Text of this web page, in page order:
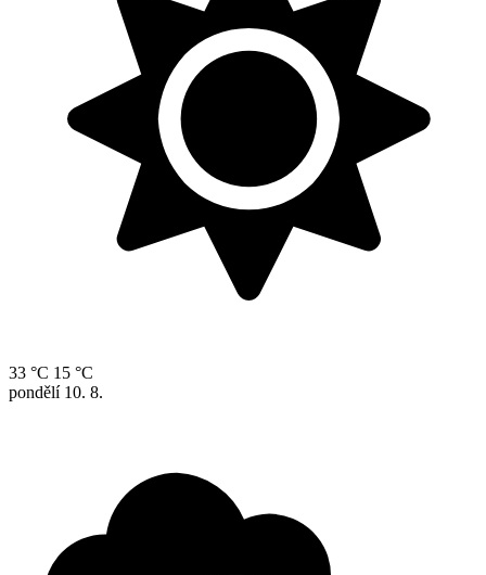
33 °C 15 °C
pondělí 10. 8.